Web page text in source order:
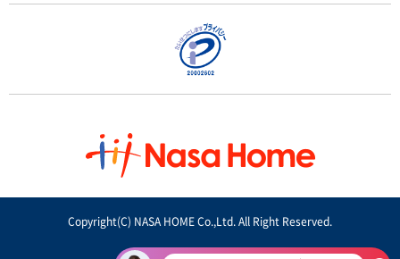
Copyright(C) NASA HOME Co.,Ltd. All Right Reserved.